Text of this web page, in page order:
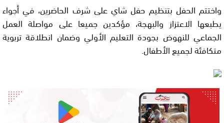
واختتم الحفل بتنظيم حفل شاي على شرف الحاضرين، في أجواء
يطبعها الاعتزاز والبهجة، مؤكدين جميعا على مواصلة العمل
الجماعي للنهوض بجودة التعليم الأولي وضمان انطلاقة تربوية
متكافئة لجميع الأطفال.